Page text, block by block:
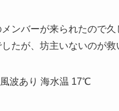
ンバーが来られたので
たが、坊主いないのが救
波あり 海水温 17℃